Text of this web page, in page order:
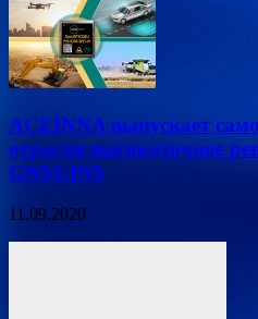
ACEINNA выпускает
отрасли высокоточное
GNSS/INS
11.09.2020